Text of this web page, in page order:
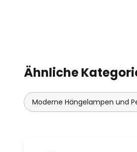
Ähnliche
Moderne Hängelampen und